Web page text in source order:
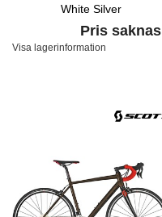
White Silver
Pris saknas
Visa lagerinformation